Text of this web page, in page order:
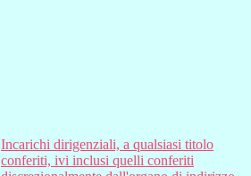
Incarichi dirigenziali, a qualsiasi titolo
conferiti, ivi inclusi quelli conferiti